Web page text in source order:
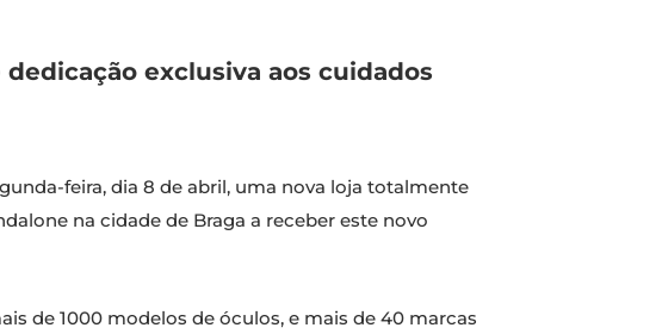
exclusiva aos cuidados
feira, dia 8 de abril, uma nova loja totalmente
na cidade de Braga a receber este novo
de 1000 modelos de óculos, e mais de 40 marcas